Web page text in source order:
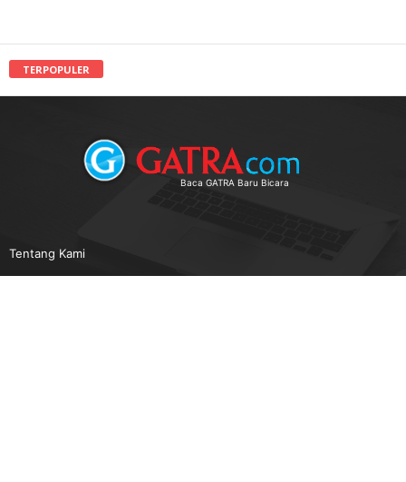
TERPOPULER
Baca GATRA Baru Bicara
Tentang Kami
Pedoman Media Siber